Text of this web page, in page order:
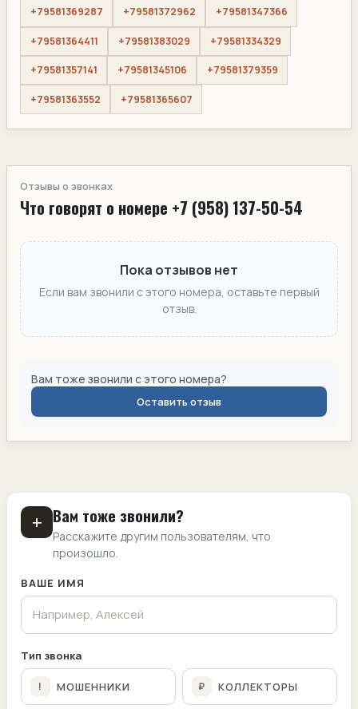
+79581369287 +79581372962 +79581347366
+79581364411 +79581383029 +79581334329
+79581357141 +79581345106 +79581379359
+79581363552 +79581365607
Отзывы о звонках
Что говорят о номере +7 (958) 137-50-54
Пока отзывов нет
Если вам звонили с этого номера, оставьте первый
отзыв.
Вам тоже звонили с этого номера?
Оставить отзыв
+ Вам тоже звонили?
Расскажите другим пользователям, что
произошло.
ВАШЕ ИМЯ
Тип звонка
! МОШЕННИКИ ₽ КОЛЛЕКТОРЫ